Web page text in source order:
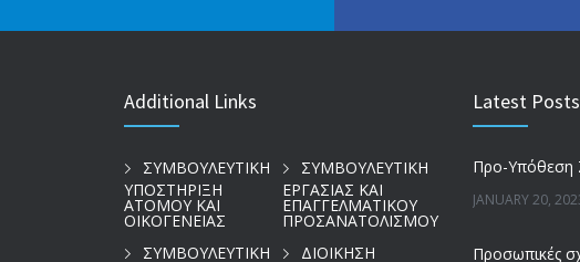
Additional Links
ΣΥΜΒΟΥΛΕΥΤΙΚΗ
ΥΠΟΣΤΗΡΙΞΗ
ΑΤΟΜΟΥ ΚΑΙ
ΟΙΚΟΓΕΝΕΙΑΣ
ΣΥΜΒΟΥΛΕΥΤΙΚΗ
ΕΡΓΑΣΙΑΣ ΚΑΙ
ΕΠΑΓΓΕΛΜΑΤΙΚΟΥ
ΠΡΟΣΑΝΑΤΟΛΙΣΜΟΥ
ΣΥΜΒΟΥΛΕΥΤΙΚΗ
ΔΙΟΙΚΗΣΗ
Latest Posts
Προ-Υπόθεση
JANUARY 20,
Προσωπικές